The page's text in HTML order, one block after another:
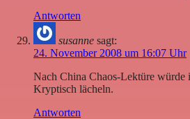
Antworten
susanne sagt:
24. November 2008 um 16:07 Uhr
Nach China Chaos-Lektüre würde
Kryptisch lächeln.
Antworten